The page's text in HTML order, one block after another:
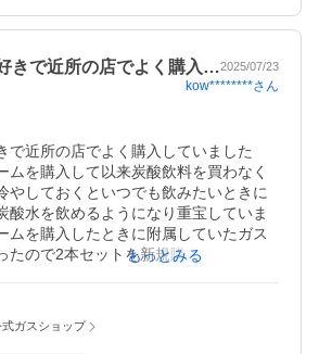
きで近所の店でよく購入…2025/07/23
kow********さん
で近所の店でよく購入していました
ムを購入して以来炭酸飲料を買わなく
やしておくといつでも飲みたいときに
酸水を飲めるようになり重宝していま
ムを購入したときに附属していたガス
たので2本セットを新規購入しました。
もっとみる
ガスショップ